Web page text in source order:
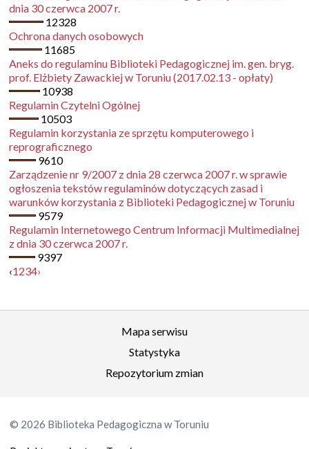
dnia 30 czerwca 2007 r.
12328
Ochrona danych osobowych
11685
Aneks do regulaminu Biblioteki Pedagogicznej im. gen. bryg.
prof. Elżbiety Zawackiej w Toruniu (2017.02.13 - opłaty)
10938
Regulamin Czytelni Ogólnej
10503
Regulamin korzystania ze sprzętu komputerowego i
reprograficznego
9610
Zarządzenie nr 9/2007 z dnia 28 czerwca 2007 r. w sprawie
ogłoszenia tekstów regulaminów dotyczących zasad i
warunków korzystania z Biblioteki Pedagogicznej w Toruniu
9579
Regulamin Internetowego Centrum Informacji Multimedialnej
z dnia 30 czerwca 2007 r.
9397
‹1234›
Mapa serwisu
Statystyka
Repozytorium zmian
© 2026 Biblioteka Pedagogiczna w Toruniu